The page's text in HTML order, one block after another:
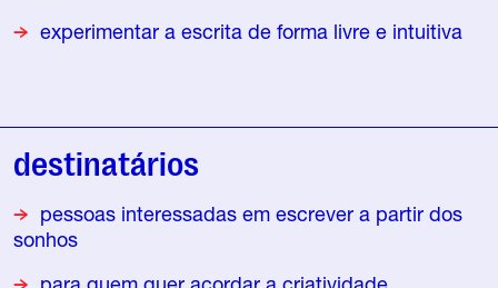
experimentar a escrita de forma livre e intuitiva
destinatários
pessoas interessadas em escrever a partir dos
sonhos